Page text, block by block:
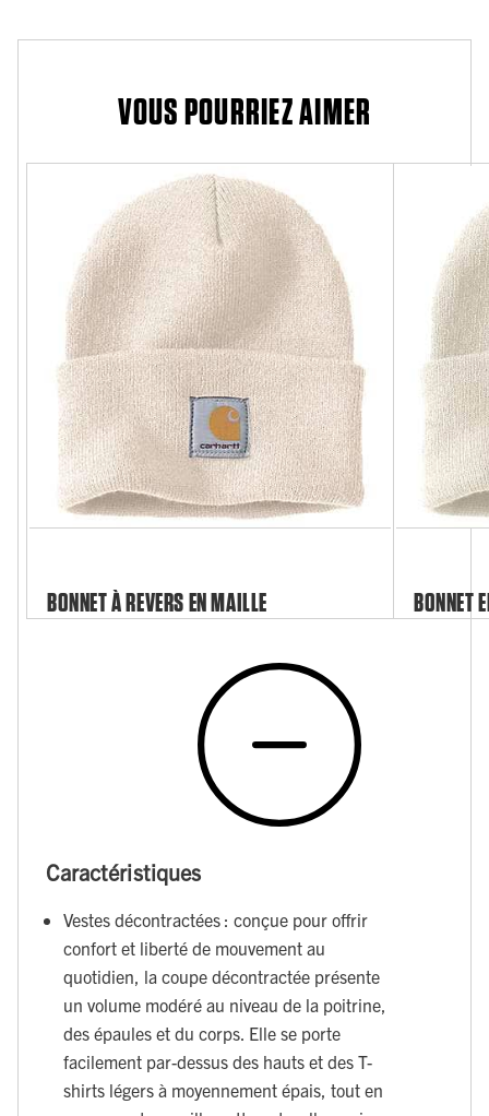
VOUS POURRIEZ AIMER
BONNET À REVERS EN MAILLE BONNET
Caractéristiques
Vestes décontractées : conçue pour offrir
confort et liberté de mouvement au
quotidien, la coupe décontractée présente
un volume modéré au niveau de la poitrine,
des épaules et du corps. Elle se porte
facilement par-dessus des hauts et des T-
shirts légers à moyennement épais, tout en